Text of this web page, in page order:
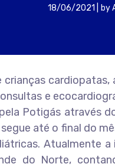
18/06/2021 by
cardiopatas,
e
Potigás através
até o final do
Atualmente
do Norte,